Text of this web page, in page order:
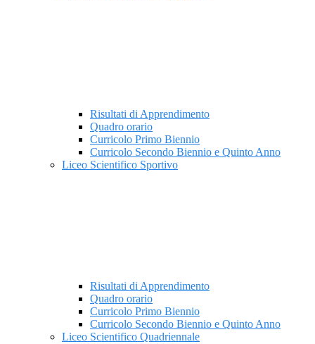
Risultati di Apprendimento
Quadro orario
Curricolo Primo Biennio
Curricolo Secondo Biennio e Quinto Anno
Liceo Scientifico Sportivo
Risultati di Apprendimento
Quadro orario
Curricolo Primo Biennio
Curricolo Secondo Biennio e Quinto Anno
Liceo Scientifico Quadriennale